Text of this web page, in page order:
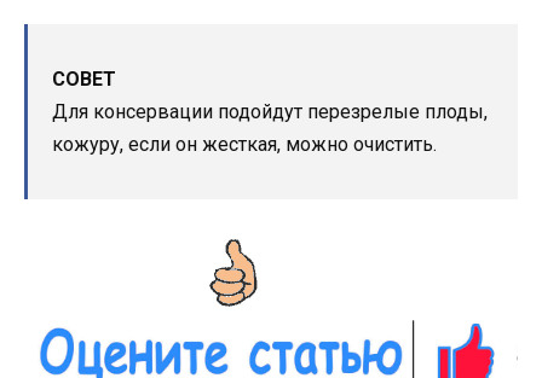
СОВЕТ
Для консервации подойдут перезрелые плоды,
кожуру, если он жесткая, можно очистить.